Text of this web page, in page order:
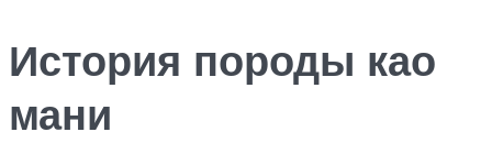
История породы као
мани